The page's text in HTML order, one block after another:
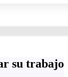
su trabajo